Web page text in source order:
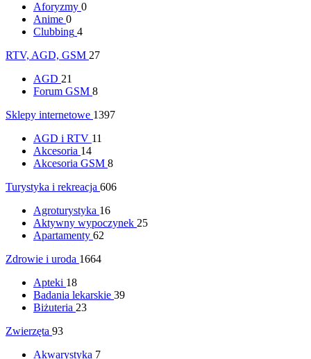
Aforyzmy 0
Anime 0
Clubbing 4
RTV, AGD, GSM 27
AGD 21
Forum GSM 8
Sklepy internetowe 1397
AGD i RTV 11
Akcesoria 14
Akcesoria GSM 8
Turystyka i rekreacja 606
Agroturystyka 16
Aktywny wypoczynek 25
Apartamenty 62
Zdrowie i uroda 1664
Apteki 18
Badania lekarskie 39
Biżuteria 23
Zwierzęta 93
Akwarystyka 7